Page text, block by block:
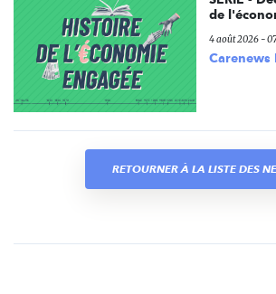
de
4 août 2026 -
Carenews
RETOURNER À LA LISTE DES